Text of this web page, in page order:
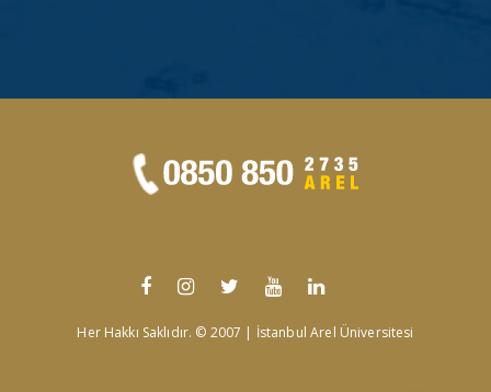
Her Hakkı Saklıdır. © 2007 | İstanbul Arel Üniversitesi